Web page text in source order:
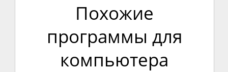
Похожие
программы для
компьютера